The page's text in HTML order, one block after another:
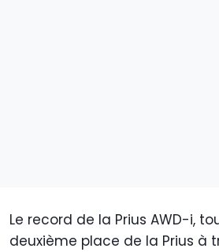
Le record de la Prius AWD-i,
deuxième place de la Prius à